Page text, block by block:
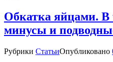
Обкатка яйцами.
минусы и
Рубрики СтатьиОпубликовано